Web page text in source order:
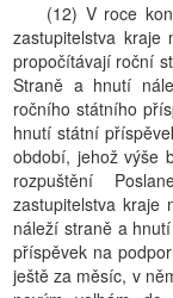
(12) V roce
zastupitelstva kraje
propočítávají roční
Straně a hnutí
ročního státního
hnutí státní
období, jehož výše
rozpuštění
zastupitelstva kraje
náleží straně a
příspěvek na
ještě za měsíc, v